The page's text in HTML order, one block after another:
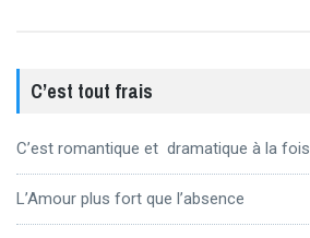
C’est tout frais
C’est romantique et dramatique à la fois
L’Amour plus fort que l’absence